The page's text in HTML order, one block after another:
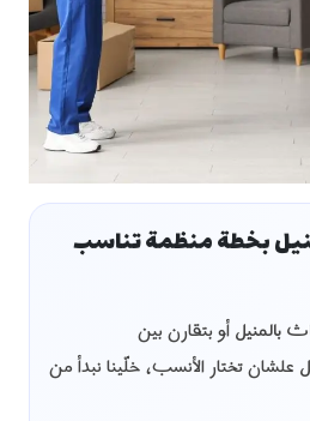
بخطة منظمة تناسب
بالمنيلأو بتقارن بين
علشان تختار الأنسب، خلّينا نبدأ من